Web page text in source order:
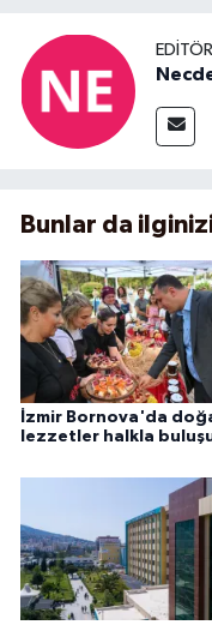
Bunlar da
İzmir Bornova'da
lezzetler halkla